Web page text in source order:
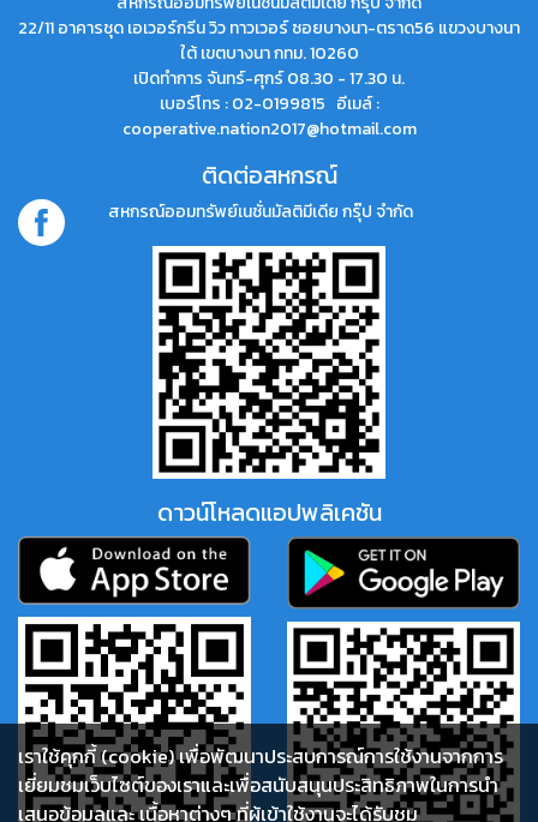
22/11 อาคารชุด เอเวอร์กรีน วิว ทาวเวอร์ ซอยบางนา-ตราด56 แขวงบางนา
ใต้ เขตบางนา กทม. 10260
เปิดทำการ จันทร์-ศุกร์ 08.30 - 17.30 น.
เบอร์โทร : 02-0199815 อีเมล์ :
cooperative.nation2017@hotmail.com
ติดต่อสหกรณ์
สหกรณ์ออมทรัพย์เนชั่นมัลติมีเดีย กรุ๊ป จำกัด
ดาวน์โหลดแอปพลิเคชัน
เราใช้คุกกี้ (cookie) เพื่อพัฒนาประสบการณ์การใช้งานจากการ
เยี่ยมชมเว็บไซต์ของเราและเพื่อสนับสนุนประสิทธิภาพในการนำ
เสนอข้อมูลและ เนื้อหาต่างๆ ที่ผู้เข้าใช้งานจะได้รับชม